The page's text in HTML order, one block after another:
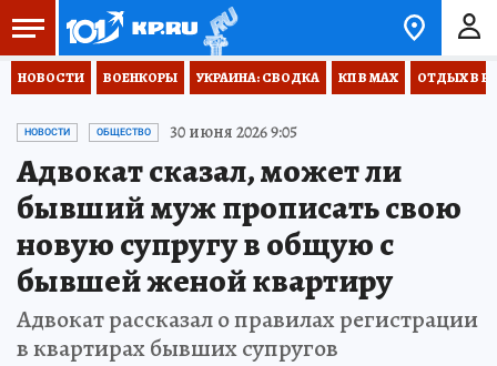
НОВОСТИ ВОЕНКОРЫ УКРАИНА: СВОДКА КП В МАХ ОТДЫХ В
НОВОСТИ ОБЩЕСТВО 30 июня 2026 9:05
Адвокат сказал, может ли
бывший муж прописать свою
новую супругу в общую с
бывшей женой квартиру
Адвокат рассказал о правилах регистрации
в квартирах бывших супругов